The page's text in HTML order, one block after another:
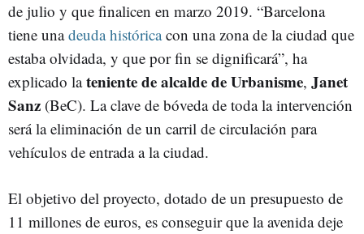
de julio y que finalicen en marzo 2019. “Barcelona
tiene unadeuda históricacon una zona de la ciudad que
estaba olvidada, y que por fin se dignificará”, ha
explicado lateniente de alcalde de Urbanisme, Janet
Sanz (BeC). La clave de bóveda de toda la intervención
será la eliminación de un carril de circulación para
vehículos de entrada a la ciudad.
El objetivo del proyecto, dotado de un presupuesto de
11 millones de euros, es conseguir que la avenida deje